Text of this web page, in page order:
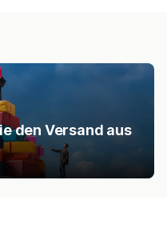
den Versand aus